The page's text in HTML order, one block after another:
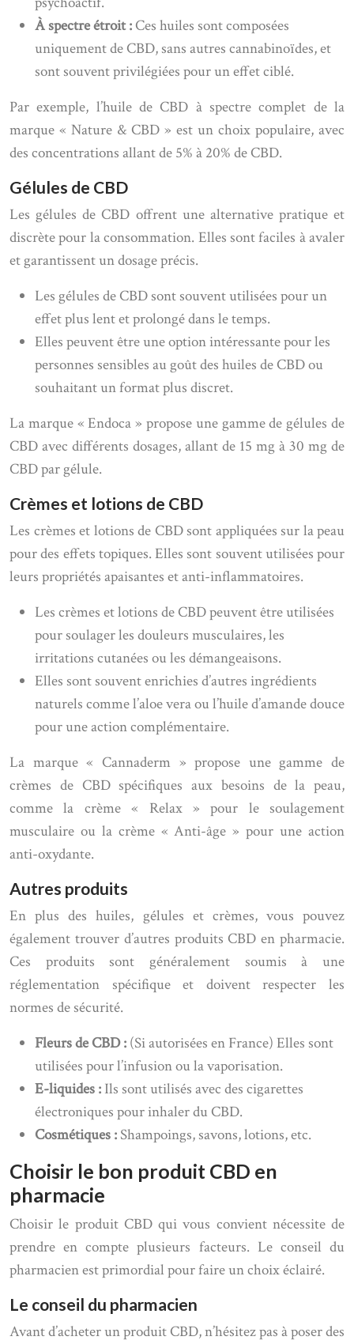
À spectre étroit : Ces huiles sont composées
uniquement de CBD, sans autres cannabinoïdes, et
sont souvent privilégiées pour un effet ciblé.
Par exemple, l’huile de CBD à spectre complet de la
marque « Nature & CBD » est un choix populaire, avec
des concentrations allant de 5% à 20% de CBD.
Gélules de CBD
Les gélules de CBD offrent une alternative pratique et
discrète pour la consommation. Elles sont faciles à avaler
et garantissent un dosage précis.
Les gélules de CBD sont souvent utilisées pour un
effet plus lent et prolongé dans le temps.
Elles peuvent être une option intéressante pour les
personnes sensibles au goût des huiles de CBD ou
souhaitant un format plus discret.
La marque « Endoca » propose une gamme de gélules de
CBD avec différents dosages, allant de 15 mg à 30 mg de
CBD par gélule.
Crèmes et lotions de CBD
Les crèmes et lotions de CBD sont appliquées sur la peau
pour des effets topiques. Elles sont souvent utilisées pour
leurs propriétés apaisantes et anti-inflammatoires.
Les crèmes et lotions de CBD peuvent être utilisées
pour soulager les douleurs musculaires, les
irritations cutanées ou les démangeaisons.
Elles sont souvent enrichies d’autres ingrédients
naturels comme l’aloe vera ou l’huile d’amande douce
pour une action complémentaire.
La marque « Cannaderm » propose une gamme de
crèmes de CBD spécifiques aux besoins de la peau,
comme la crème « Relax » pour le soulagement
musculaire ou la crème « Anti-âge » pour une action
anti-oxydante.
Autres produits
En plus des huiles, gélules et crèmes, vous pouvez
également trouver d’autres produits CBD en pharmacie.
Ces produits sont généralement soumis à une
réglementation spécifique et doivent respecter les
normes de sécurité.
Fleurs de CBD : (Si autorisées en France) Elles sont
utilisées pour l’infusion ou la vaporisation.
E-liquides : Ils sont utilisés avec des cigarettes
électroniques pour inhaler du CBD.
Cosmétiques : Shampoings, savons, lotions, etc.
Choisir le bon produit CBD en
pharmacie
Choisir le produit CBD qui vous convient nécessite de
prendre en compte plusieurs facteurs. Le conseil du
pharmacien est primordial pour faire un choix éclairé.
Le conseil du pharmacien
Avant d’acheter un produit CBD, n’hésitez pas à poser des